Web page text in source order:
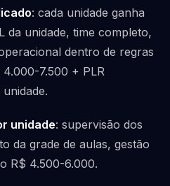
: cada unidade ganha
da unidade, time completo,
dentro de regras
7.500 + PLR
unidade: supervisão dos
da grade de aulas, gestão
R$ 4.500-6.000.